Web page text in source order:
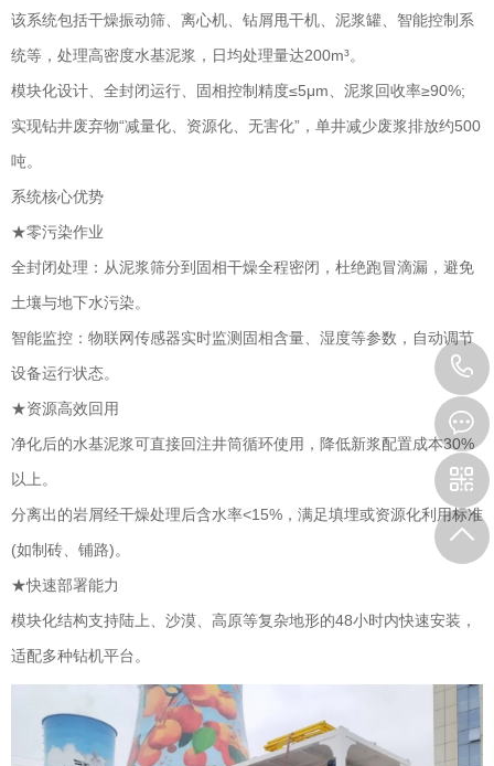
该系统包括干燥振动筛、离心机、钻屑甩干机、泥浆罐、智能控制系
统等，处理高密度水基泥浆，日均处理量达200m³。
模块化设计、全封闭运行、固相控制精度≤5μm、泥浆回收率≥90%;
实现钻井废弃物“减量化、资源化、无害化”，单井减少废浆排放约500
吨。
系统核心优势
★零污染作业
全封闭处理：从泥浆筛分到固相干燥全程密闭，杜绝跑冒滴漏，避免
土壤与地下水污染。
智能监控：物联网传感器实时监测固相含量、湿度等参数，自动调节
设备运行状态。
★资源高效回用
净化后的水基泥浆可直接回注井筒循环使用，降低新浆配置成本30%
以上。
分离出的岩屑经干燥处理后含水率<15%，满足填埋或资源化利用标准
(如制砖、铺路)。
★快速部署能力
模块化结构支持陆上、沙漠、高原等复杂地形的48小时内快速安装，
适配多种钻机平台。